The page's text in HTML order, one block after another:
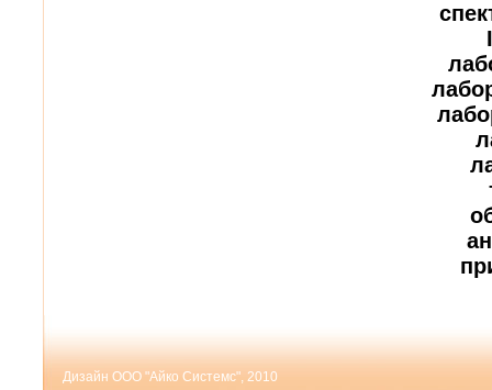
Дизайн ООО "Айко Системс", 2010